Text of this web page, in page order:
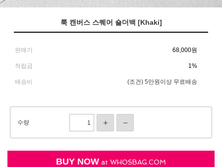
룩 캔버스 스퀘어 숄더백 [Khaki]
판매가 68,000원
적립금 1%
배송비 (조건) 5만원이상 무료배송
수량
BUY NOW at WHOSBAG.COM